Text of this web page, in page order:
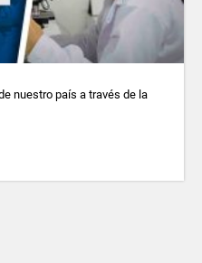
nuestro país a través de la